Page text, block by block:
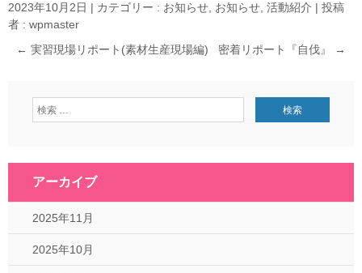
2023年10月2日 | カテゴリー : お知らせ お知らせ, 活動紹介 | 投稿
者 : wpmaster
← 実習現場リポート(素材生産現場編) 密着リポート『自伐』 →
アーカイブ
2025年11月
2025年10月